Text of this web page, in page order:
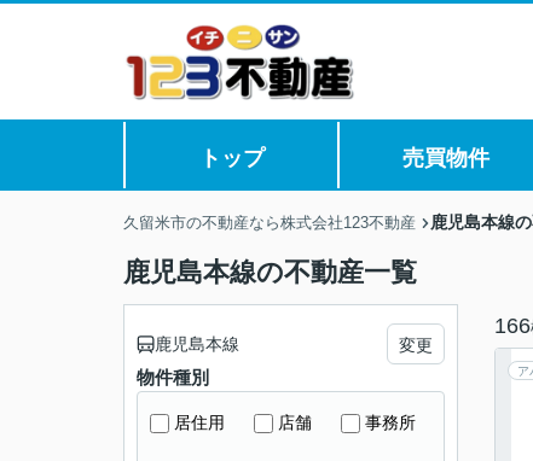
トップ 売買物件
久留米市の不動産なら株式会社123不動産 鹿児島本線
鹿児島本線の不動産一覧
166
ア
鹿児島本線 変更
物件種別
居住用 店舗 事務所